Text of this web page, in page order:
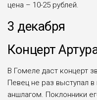
цена – 10-25 рублей.
3 декабря
Концерт
В Гомеле даст концерт
Певец не раз выступал
аншлагом. Поклонники